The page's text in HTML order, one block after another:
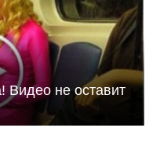
Видео не оставит